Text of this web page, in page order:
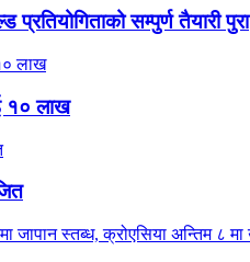
सम्पुर्ण तैयारी पुरा
१० लाख